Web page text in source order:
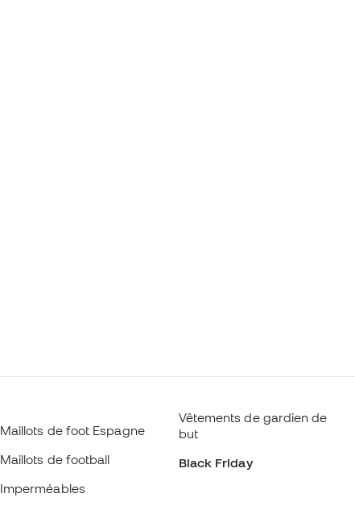
Maillots de foot Espagne
Maillots de football
Imperméables
Vêtements de gardien de
but
Black Friday